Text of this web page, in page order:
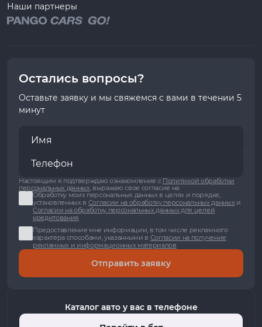
Наши партнеры
Остались вопросы?
Оставьте заявку и мы свяжемся с вами в течении 5
минут
Настоящим я подтверждаю ознакомление с Политикой обработки
персональных данных, выражаю свое согласие на:
Обработку моих персональных данных в целях и порядке,
установленных в Согласии на обработку персональных данныхи
Согласии на обработку персональных данных для целей
кредитования
Предоставление мне информации, в том числе рекламного
характера способами, указанными в Согласии на получение
рекламных и информационных материалов
Отправить заявку
Каталог авто у вас в телефоне